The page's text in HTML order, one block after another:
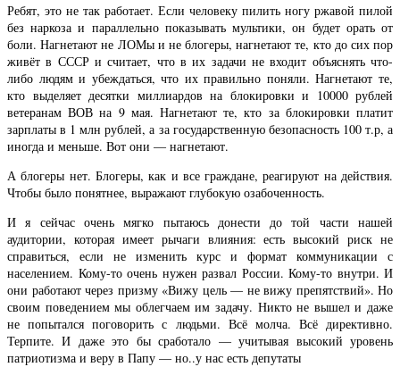
Ребят, это не так работает. Если человеку пилить ногу ржавой пилой
без наркоза и параллельно показывать мультики, он будет орать от
боли. Нагнетают не ЛОМы и не блогеры, нагнетают те, кто до сих пор
живёт в СССР и считает, что в их задачи не входит объяснять что-
либо людям и убеждаться, что их правильно поняли. Нагнетают те,
кто выделяет десятки миллиардов на блокировки и 10000 рублей
ветеранам ВОВ на 9 мая. Нагнетают те, кто за блокировки платит
зарплаты в 1 млн рублей, а за государственную безопасность 100 т.р, а
иногда и меньше. Вот они — нагнетают.
А блогеры нет. Блогеры, как и все граждане, реагируют на действия.
Чтобы было понятнее, выражают глубокую озабоченность.
И я сейчас очень мягко пытаюсь донести до той части нашей
аудитории, которая имеет рычаги влияния: есть высокий риск не
справиться, если не изменить курс и формат коммуникации с
населением. Кому-то очень нужен развал России. Кому-то внутри. И
они работают через призму «Вижу цель — не вижу препятствий». Но
своим поведением мы облегчаем им задачу. Никто не вышел и даже
не попытался поговорить с людьми. Всё молча. Всё директивно.
Терпите. И даже это бы сработало — учитывая высокий уровень
патриотизма и веру в Папу — но..у нас есть депутаты